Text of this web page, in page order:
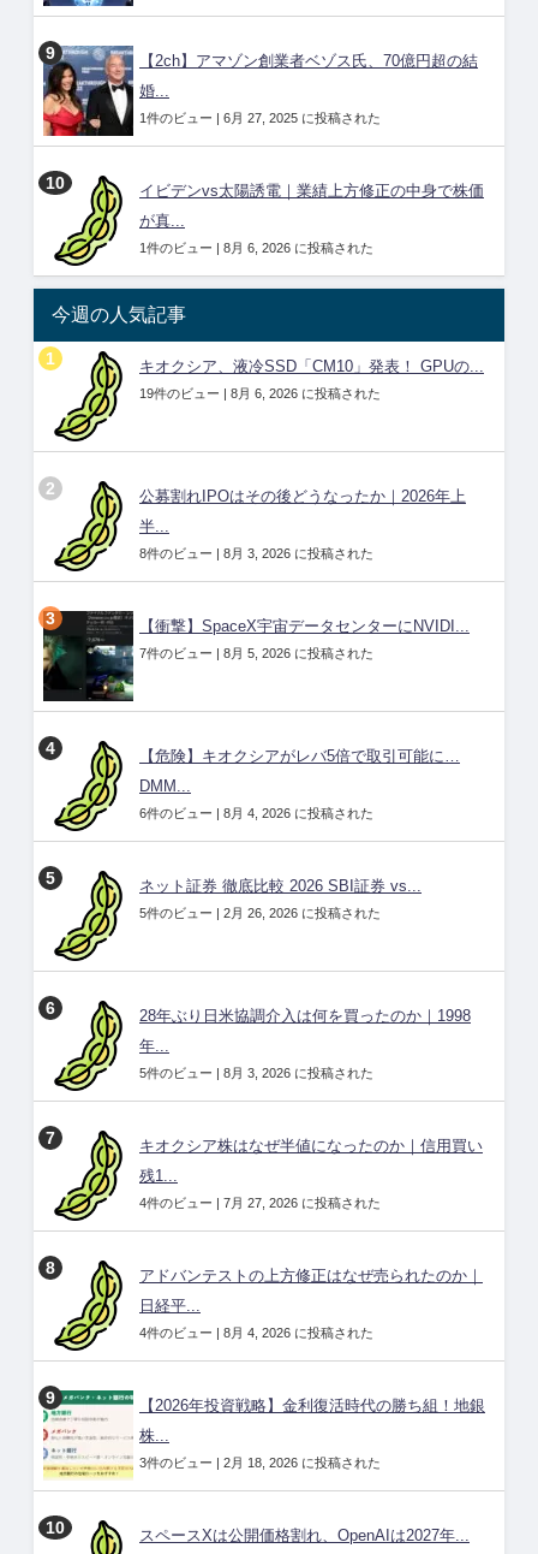
【2ch】アマゾン創業者ベゾス氏、70億円超の結
婚...
1件のビュー | 6月 27, 2025 に投稿された
イビデンvs太陽誘電｜業績上方修正の中身で株価
が真...
1件のビュー | 8月 6, 2026 に投稿された
今週の人気記事
キオクシア、液冷SSD「CM10」発表！ GPUの...
19件のビュー | 8月 6, 2026 に投稿された
公募割れIPOはその後どうなったか｜2026年上
半...
8件のビュー | 8月 3, 2026 に投稿された
【衝撃】SpaceX宇宙データセンターにNVIDI...
7件のビュー | 8月 5, 2026 に投稿された
【危険】キオクシアがレバ5倍で取引可能に…
DMM...
6件のビュー | 8月 4, 2026 に投稿された
ネット証券 徹底比較 2026 SBI証券 vs...
5件のビュー | 2月 26, 2026 に投稿された
28年ぶり日米協調介入は何を買ったのか｜1998
年...
5件のビュー | 8月 3, 2026 に投稿された
キオクシア株はなぜ半値になったのか｜信用買い
残1...
4件のビュー | 7月 27, 2026 に投稿された
アドバンテストの上方修正はなぜ売られたのか｜
日経平...
4件のビュー | 8月 4, 2026 に投稿された
【2026年投資戦略】金利復活時代の勝ち組！地銀
株...
3件のビュー | 2月 18, 2026 に投稿された
スペースXは公開価格割れ、OpenAIは2027年...